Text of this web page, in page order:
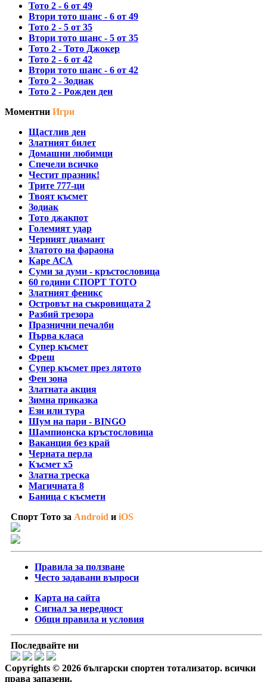
Тото 2 - 6 от 49
Втори тото шанс - 6 от 49
Тото 2 - 5 от 35
Втори тото шанс - 5 от 35
Тото 2 - Тото Джокер
Тото 2 - 6 от 42
Втори тото шанс - 6 от 42
Тото 2 - Зодиак
Тото 2 - Рожден ден
Моментни Игри
Щастлив ден
Златният билет
Домашни любимци
Спечели всичко
Честит празник!
Трите 777-ци
Твоят късмет
Зодиак
Тото джакпот
Големият удар
Черният диамант
Златото на фараона
Каре АСА
Суми за думи - кръстословица
60 години СПОРТ ТОТО
Златният феникс
Островът на съкровищата 2
Разбий трезора
Празнични печалби
Първа класа
Супер късмет
Фреш
Супер късмет през лятото
Фен зона
Златната акция
Зимна приказка
Ези или тура
Шум на пари - BINGO
Шампионска кръстословица
Ваканция без край
Черната перла
Късмет х5
Златна треска
Магичната 8
Баница с късмети
Спорт Тото за Android и iOS
Правила за ползване
Често задавани въпроси
Карта на сайта
Сигнал за нередност
Общи правила и условия
Последвайте ни
Copyrights © 2026 български спортен тотализатор. всички
права запазени.